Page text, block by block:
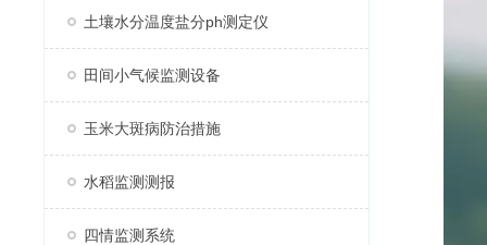
土壤水分温度盐分ph测定仪
田间小气候监测设备
玉米大斑病防治措施
水稻监测测报
四情监测系统